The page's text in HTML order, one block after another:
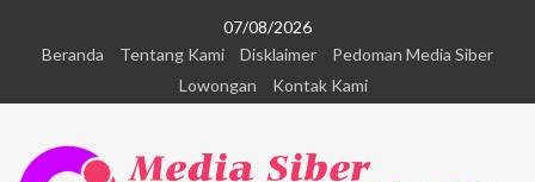
07/08/2026
Beranda
Tentang Kami Disklaimer
Pedoman Media Siber
Lowongan
Kontak Kami